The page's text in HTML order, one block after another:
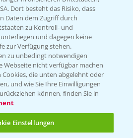
Sie uns
Dort besteht das Risiko, dass
Daten dem Zugriff durch
zu Kontroll- und
und dagegen keine
zur Verfügung stehen.
zu unbedingt notwendigen
Webseite nicht verfügbar machen
die unten abgelehnt oder
und wie Sie Ihre Einwilligungen
können, finden Sie in
Einstellungen